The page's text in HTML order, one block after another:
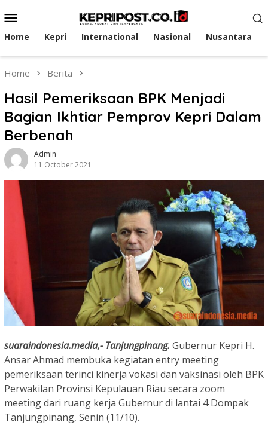
to
contentMenu
Home Kepri International Nasional Nusantara
Home Berita
Hasil Pemeriksaan BPK Menjadi
Bagian Ikhtiar Pemprov Kepri Dalam
Berbenah
Admin
11 October 2021
suaraindonesia.media,- Tanjungpinang. Gubernur Kepri H.
Ansar Ahmad membuka kegiatan entry meeting
pemeriksaan terinci kinerja vokasi dan vaksinasi oleh BPK
Perwakilan Provinsi Kepulauan Riau secara zoom
meeting dari ruang kerja Gubernur di lantai 4 Dompak
Tanjungpinang, Senin (11/10).